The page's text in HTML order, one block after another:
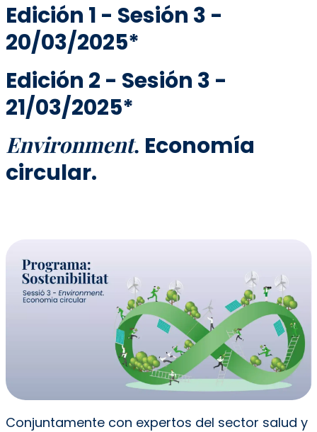
Edición 1 - Sesión 3 -
20/03/2025*
Edición 2 - Sesión 3 -
21/03/2025*
Environment. Economía
circular.
Conjuntamente con expertos del sector salud y